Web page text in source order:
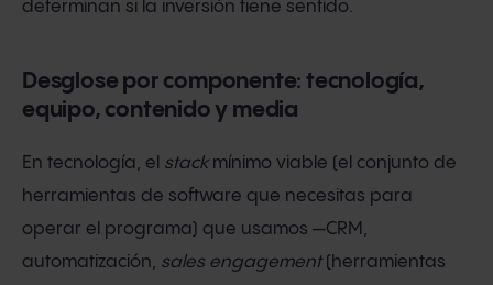
determinan si la inversión tiene sentido.
Desglose por componente: tecnología,
equipo, contenido y media
En tecnología, el stackmínimo viable (el conjunto de
herramientas de software que necesitas para
operar el programa) que usamos —CRM,
automatización, sales engagement(herramientas